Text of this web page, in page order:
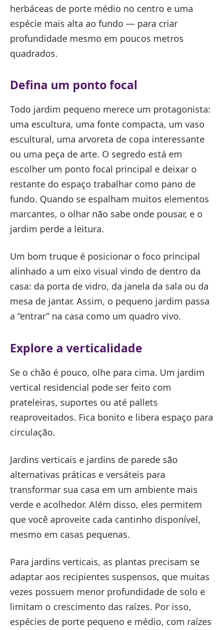
herbáceas de porte médio no centro e uma
espécie mais alta ao fundo — para criar
profundidade mesmo em poucos metros
quadrados.
Defina um ponto focal
Todo jardim pequeno merece um protagonista:
uma escultura, uma fonte compacta, um vaso
escultural, uma arvoreta de copa interessante
ou uma peça de arte. O segredo está em
escolher um ponto focal principal e deixar o
restante do espaço trabalhar como pano de
fundo. Quando se espalham muitos elementos
marcantes, o olhar não sabe onde pousar, e o
jardim perde a leitura.
Um bom truque é posicionar o foco principal
alinhado a um eixo visual vindo de dentro da
casa: da porta de vidro, da janela da sala ou da
mesa de jantar. Assim, o pequeno jardim passa
a “entrar” na casa como um quadro vivo.
Explore a verticalidade
Se o chão é pouco, olhe para cima. Um jardim
vertical residencial pode ser feito com
prateleiras, suportes ou até pallets
reaproveitados. Fica bonito e libera espaço para
circulação.
Jardins verticais e jardins de parede são
alternativas práticas e versáteis para
transformar sua casa em um ambiente mais
verde e acolhedor. Além disso, eles permitem
que você aproveite cada cantinho disponível,
mesmo em casas pequenas.
Para jardins verticais, as plantas precisam se
adaptar aos recipientes suspensos, que muitas
vezes possuem menor profundidade de solo e
limitam o crescimento das raízes. Por isso,
espécies de porte pequeno e médio, com raízes